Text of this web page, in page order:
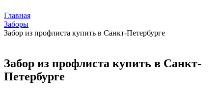
Главная
Заборы
Забор из профлиста купить в Санкт-Петербурге
Забор из профлиста купить в Санкт-
Петербурге